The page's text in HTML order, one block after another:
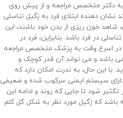
به دکتر متخصص مراجعه و از پیش روی
نشان دهنده ابتلای فرد به زگیل تناسلی
شاهد خون ریزی از بدن خود باشند، این
در فرد باشد. بنابراین، فرد در
در اسرع وقت به پزشک متخصص مراجعه
باشد و می تواند آن قدر کوچک و
با این حال، به ندرت امکان دارد که
دارای سیستم ایمنی سرکوب شده و ضعیفی
شود تا جایی که روند و ادامه این
باشد که زگیل مورد نظر به شکل گل کلم